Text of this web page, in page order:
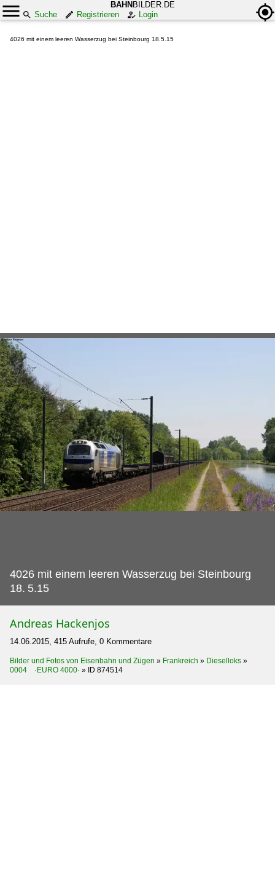
BAHN BILDER.DE
Suche
Registrieren Login
4026 mit einem leeren Wasserzug bei Steinbourg 18.5.15
4026 mit einem leeren Wasserzug bei Steinbourg
18. 5.15
Andreas Hackenjos
14.06.2015, 415 Aufrufe, 0 Kommentare
Bilder und Fotos von Eisenbahn und Zügen » Frankreich » Dieselloks »
0004 ·EURO 4000· » ID 874514